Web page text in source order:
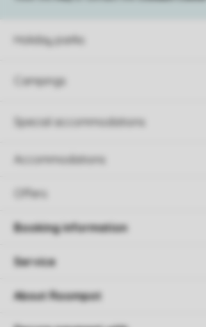
Holiday parks
Campings
Special accommodations
Accommodations
Offers
Booking information
Service
About Roompot